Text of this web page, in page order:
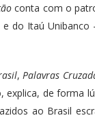
conta com o
do Itaú
, Palavras
de forma
ao Brasil